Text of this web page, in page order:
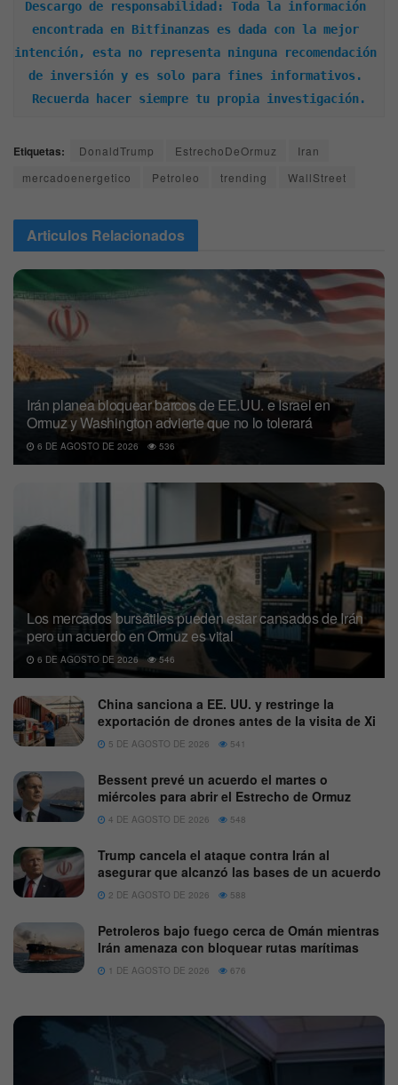
Descargo de responsabilidad: Toda la información
encontrada en Bitfinanzas es dada con la mejor
intención, esta no representa ninguna recomendación
de inversión y es solo para fines informativos.
Recuerda hacer siempre tu propia investigación.
Etiquetas: DonaldTrump EstrechoDeOrmuz
Iran
mercadoenergetico
Petroleo trending WallStreet
Articulos Relacionados
Irán planea bloquear barcos de EE.UU. e Israel en
Ormuz y Washington advierte que no lo tolerará
6 DE AGOSTO DE 2026 536
Los mercados bursátiles pueden estar cansados de Irán
pero un acuerdo en Ormuz es vital
6 DE AGOSTO DE 2026 546
China sanciona a EE. UU. y restringe la
exportación de drones antes de la visita de Xi
5 DE AGOSTO DE 2026 541
Bessent prevé un acuerdo el martes o
miércoles para abrir el Estrecho de Ormuz
4 DE AGOSTO DE 2026 548
Trump cancela el ataque contra Irán al
asegurar que alcanzó las bases de un acuerdo
2 DE AGOSTO DE 2026 588
Petroleros bajo fuego cerca de Omán mientras
Irán amenaza con bloquear rutas marítimas
1 DE AGOSTO DE 2026 676